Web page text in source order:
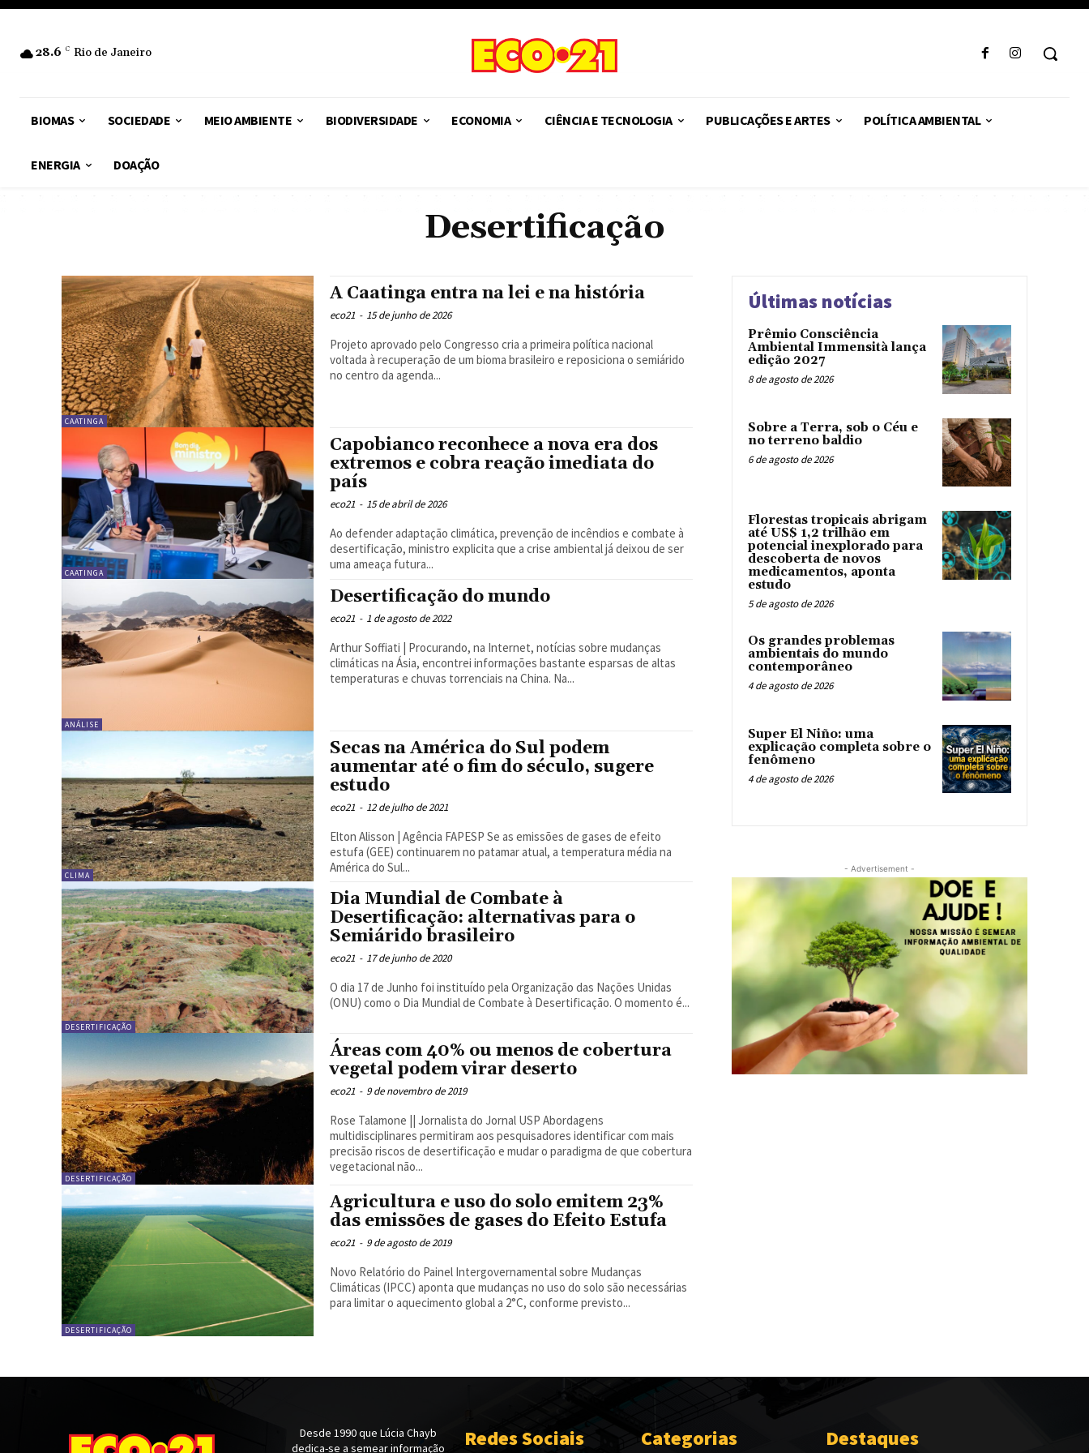
28.6 C Rio de Janeiro
BIOMAS SOCIEDADE MEIO AMBIENTE BIODIVERSIDADE ECONOMIA CIÊNCIA E TECNOLOGIA PUBLICAÇÕES E ARTES POLÍTICA AMBIENTAL
ENERGIA DOAÇÃO
Desertificação
CAATINGA
A Caatinga entra na lei e na história
eco21 - 15 de junho de 2026
Projeto aprovado pelo Congresso cria a primeira política nacional
voltada à recuperação de um bioma brasileiro e reposiciona o semiárido
no centro da agenda...
CAATINGA
Capobianco reconhece a nova era dos
extremos e cobra reação imediata do
país
eco21 - 15 de abril de 2026
Ao defender adaptação climática, prevenção de incêndios e combate à
desertificação, ministro explicita que a crise ambiental já deixou de ser
uma ameaça futura...
ANÁLISE
Desertificação do mundo
eco21 - 1 de agosto de 2022
Arthur Soffiati | Procurando, na Internet, notícias sobre mudanças
climáticas na Ásia, encontrei informações bastante esparsas de altas
temperaturas e chuvas torrenciais na China. Na...
CLIMA
Secas na América do Sul podem
aumentar até o fim do século, sugere
estudo
eco21 - 12 de julho de 2021
Elton Alisson | Agência FAPESP Se as emissões de gases de efeito
estufa (GEE) continuarem no patamar atual, a temperatura média na
América do Sul...
DESERTIFICAÇÃO
Dia Mundial de Combate à
Desertificação: alternativas para o
Semiárido brasileiro
eco21 - 17 de junho de 2020
O dia 17 de Junho foi instituído pela Organização das Nações Unidas
(ONU) como o Dia Mundial de Combate à Desertificação. O momento é...
DESERTIFICAÇÃO
Áreas com 40% ou menos de cobertura
vegetal podem virar deserto
eco21 - 9 de novembro de 2019
Rose Talamone || Jornalista do Jornal USP Abordagens
multidisciplinares permitiram aos pesquisadores identificar com mais
precisão riscos de desertificação e mudar o paradigma de que cobertura
vegetacional não...
DESERTIFICAÇÃO
Agricultura e uso do solo emitem 23%
das emissões de gases do Efeito Estufa
eco21 - 9 de agosto de 2019
Novo Relatório do Painel Intergovernamental sobre Mudanças
Climáticas (IPCC) aponta que mudanças no uso do solo são necessárias
para limitar o aquecimento global a 2°C, conforme previsto...
Últimas notícias
Prêmio Consciência
Ambiental Immensità lança
edição 2027
8 de agosto de 2026
Sobre a Terra, sob o Céu e
no terreno baldio
6 de agosto de 2026
Florestas tropicais abrigam
até US$ 1,2 trilhão em
potencial inexplorado para
descoberta de novos
medicamentos, aponta
estudo
5 de agosto de 2026
Os grandes problemas
ambientais do mundo
contemporâneo
4 de agosto de 2026
Super El Niño: uma
explicação completa sobre o
fenômeno
4 de agosto de 2026
- Advertisement -
Desde 1990 que Lúcia Chayb
dedica-se a semear informação
Redes Sociais Categorias Destaques